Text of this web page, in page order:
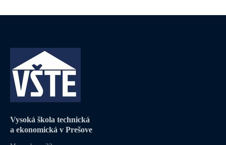
Vysoká škola technická
a ekonomická v Prešove